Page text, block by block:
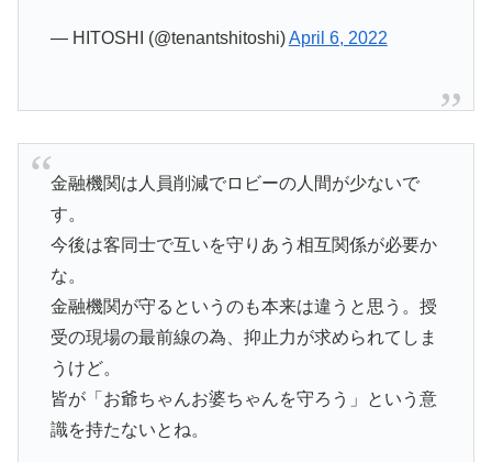
— HITOSHI (@tenantshitoshi)April 6, 2022
金融機関は人員削減でロビーの人間が少ないで
す。
今後は客同士で互いを守りあう相互関係が必要か
な。
金融機関が守るというのも本来は違うと思う。授
受の現場の最前線の為、抑止力が求められてしま
うけど。
皆が「お爺ちゃんお婆ちゃんを守ろう」という意
識を持たないとね。